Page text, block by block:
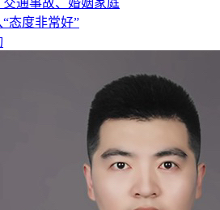
“态度非常好”